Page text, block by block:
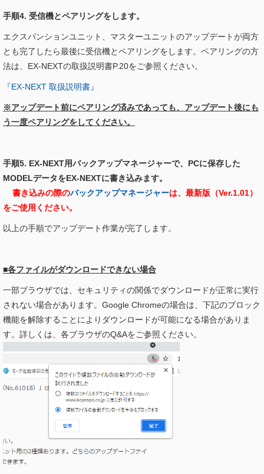
手順4. 受信機とペアリングをします。
エクスパンションユニット、マスターユニットのアップデートが両方
とも完了したら最後に受信機とペアリングをします。ペアリングの方
法は、EX-NEXTの取扱説明書P.20をご参照ください。
『EX-NEXT 取扱説明書』
※アップデート前にペアリング済みであっても、アップデート後にも
う一度ペアリングをしてください。
手順5. EX-NEXT用バックアップマネージャーで、PCに保存した
MODELデータをEX-NEXTに書き込みます。
書き込みの際のバックアップマネージャーは、最新版（Ver.1.01）
をご使用ください。
以上の手順でアップデート作業が完了します。
■各ファイルがダウンロードできない場合
一部ブラウザでは、セキュリティの関係でダウンロードが正常に実行
されない場合があります。Google Chromeの場合は、下記のブロック
機能を解除することによりダウンロードが可能になる場合がありま
す。詳しくは、各ブラウザのQ&Aをご参照ください。